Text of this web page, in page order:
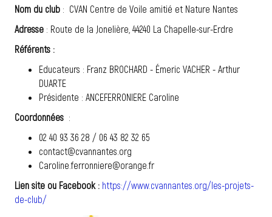
Nom du club : CVAN Centre de Voile amitié et Nature Nantes
Adresse : Route de la Jonelière, 44240 La Chapelle-sur-Erdre
Référents :
Educateurs : Franz BROCHARD - Émeric VACHER - Arthur
DUARTE
Présidente : ANCEFERRONIERE Caroline
Coordonnées :
02 40 93 36 28 / 06 43 82 32 65
contact@cvannantes.org
Caroline.ferronniere@orange.fr
Lien site ou Facebook : https://www.cvannantes.org/les-projets-
de-club/